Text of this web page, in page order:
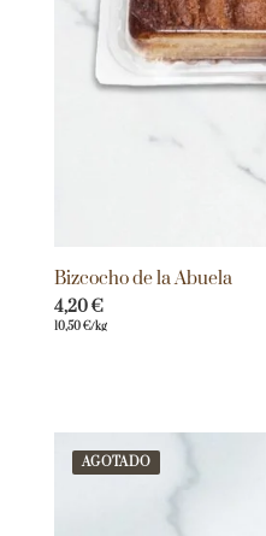
Bizcocho de la Abuela
4,20€
10,50€/kg
AGOTADO